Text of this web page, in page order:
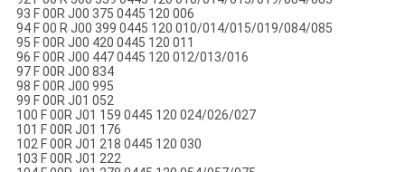
93 F 00R J00 375 0445 120 006
94 F 00 R J00 399 0445 120 010/014/015/019/084/085
95 F 00R J00 420 0445 120 011
96 F 00R J00 447 0445 120 012/013/016
97 F 00R J00 834
98 F 00R J00 995
99 F 00R J01 052
100 F 00R J01 159 0445 120 024/026/027
101 F 00R J01 176
102 F 00R J01 218 0445 120 030
103 F 00R J01 222